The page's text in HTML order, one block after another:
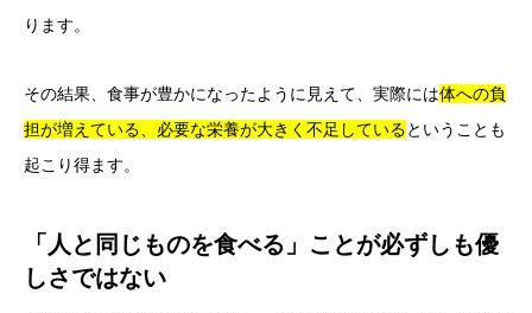
ります。
その結果、食事が豊かになったように見えて、実際には体への負
担が増えている、必要な栄養が大きく不足しているということも
起こり得ます。
「人と同じものを食べる」ことが必ずしも優
しさではない